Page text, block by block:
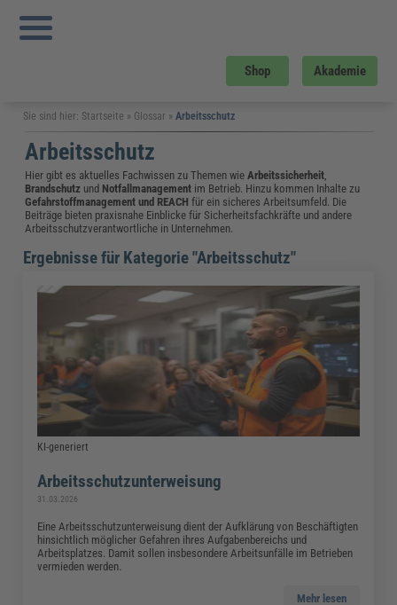
Shop Akademie
Sie sind hier: Startseite » Glossar »Arbeitsschutz
Arbeitsschutz
Hier gibt es aktuelles Fachwissen zu Themen wieArbeitssicherheit
Brandschutz und Notfallmanagement im Betrieb. Hinzu kommen Inhalte zu
Gefahrstoffmanagementund REACH für ein sicheres Arbeitsumfeld. Die
Beiträge bieten praxisnahe Einblicke für Sicherheitsfachkräfte und andere
Arbeitsschutzverantwortliche in Unternehmen.
Ergebnisse für Kategorie "Arbeitsschutz"
KI-generiert
Arbeitsschutzunterweisung
31.03.2026
Eine Arbeitsschutzunterweisung dient der Aufklärung von Beschäftigten
hinsichtlich möglicher Gefahren ihres Aufgabenbereichs und
Arbeitsplatzes. Damit sollen insbesondere Arbeitsunfälle im Betrieben
vermieden werden.
Mehr lesen